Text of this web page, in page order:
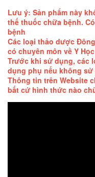
Lưu ý: Sản phẩm này
thế thuốc chữa bệnh.
bệnh
Các loại thảo dược
có chuyên môn về Y
Trước khi sử dụng, các
dụng phụ nếu không
Thông tin trên Website
bất cứ hình thức nào